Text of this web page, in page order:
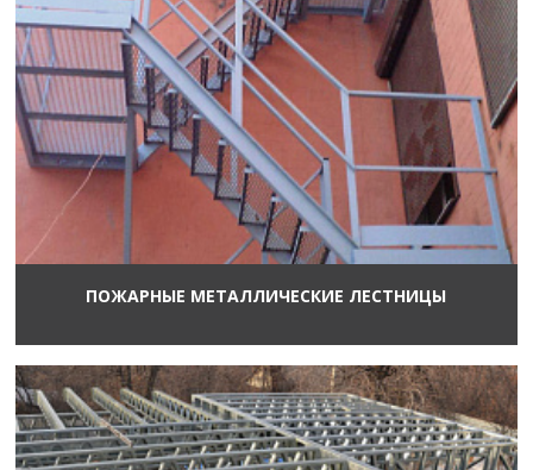
ПОЖАРНЫЕ МЕТАЛЛИЧЕСКИЕ ЛЕСТНИЦЫ